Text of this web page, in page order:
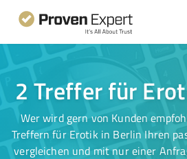
2 Treffer für
Wer wird gern von Kunden
Treffern für Erotik in Berlin Ihren
vergleichen und mit nur einer